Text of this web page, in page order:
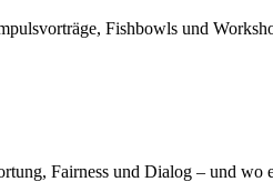
Fishbowls und
Fairness und Dialog – und wo